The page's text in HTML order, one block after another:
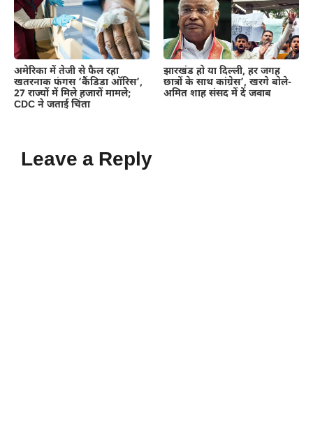
अमेरिका में तेजी से फैल रहा
खतरनाक फंगस ‘कैंडिडा ऑरिस’,
27 राज्यों में मिले हजारों मामले;
CDC ने जताई चिंता
झारखंड हो या दिल्ली, हर जगह
छात्रों के साथ कांग्रेस’, खरगे बोले-
अमित शाह संसद में दें जवाब
Leave a Reply